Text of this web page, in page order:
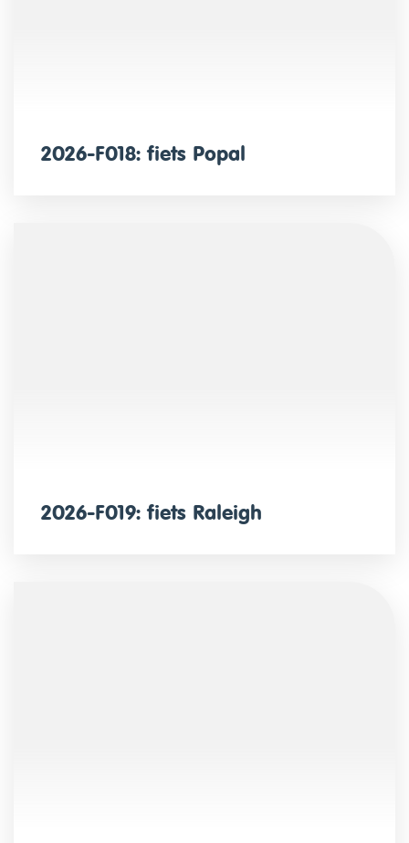
2026-F018: fiets Popal
2026-F019: fiets Raleigh